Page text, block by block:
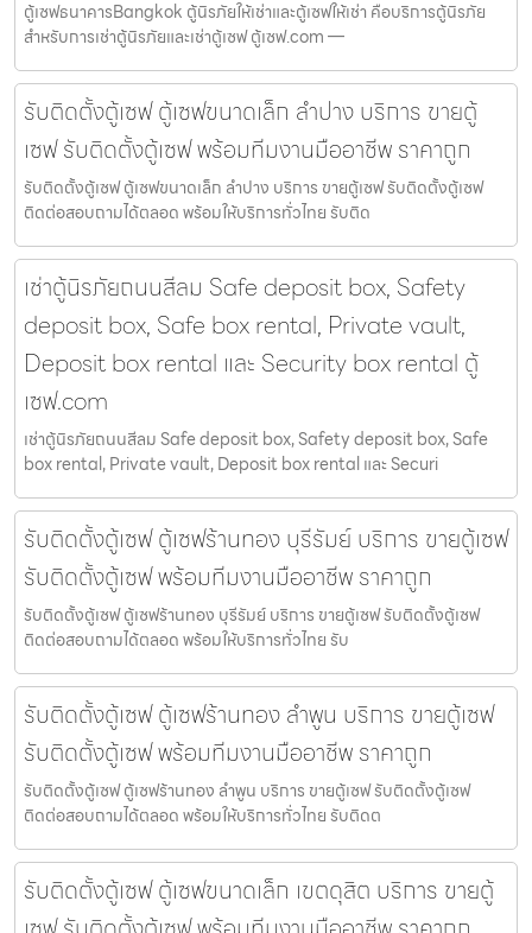
ตู้เซฟธนาคารBangkok ตู้นิรภัยให้เช่าและตู้เซฟให้เช่า คือบริการตู้นิรภัย
สำหรับการเช่าตู้นิรภัยและเช่าตู้เซฟ ตู้เซฟ.com —
รับติดตั้งตู้เซฟ ตู้เซฟขนาดเล็ก ลำปาง บริการ ขายตู้
เซฟ รับติดตั้งตู้เซฟ พร้อมทีมงานมืออาชีพ ราคาถูก
รับติดตั้งตู้เซฟ ตู้เซฟขนาดเล็ก ลำปาง บริการ ขายตู้เซฟ รับติดตั้งตู้เซฟ
ติดต่อสอบถามได้ตลอด พร้อมให้บริการทั่วไทย รับติด
เช่าตู้นิรภัยถนนสีลม Safe deposit box, Safety
deposit box, Safe box rental, Private vault,
Deposit box rental และ Security box rental ตู้
เซฟ.com
เช่าตู้นิรภัยถนนสีลม Safe deposit box, Safety deposit box, Safe
box rental, Private vault, Deposit box rental และ Securi
รับติดตั้งตู้เซฟ ตู้เซฟร้านทอง บุรีรัมย์ บริการ ขายตู้เซฟ
รับติดตั้งตู้เซฟ พร้อมทีมงานมืออาชีพ ราคาถูก
รับติดตั้งตู้เซฟ ตู้เซฟร้านทอง บุรีรัมย์ บริการ ขายตู้เซฟ รับติดตั้งตู้เซฟ
ติดต่อสอบถามได้ตลอด พร้อมให้บริการทั่วไทย รับ
รับติดตั้งตู้เซฟ ตู้เซฟร้านทอง ลำพูน บริการ ขายตู้เซฟ
รับติดตั้งตู้เซฟ พร้อมทีมงานมืออาชีพ ราคาถูก
รับติดตั้งตู้เซฟ ตู้เซฟร้านทอง ลำพูน บริการ ขายตู้เซฟ รับติดตั้งตู้เซฟ
ติดต่อสอบถามได้ตลอด พร้อมให้บริการทั่วไทย รับติดต
รับติดตั้งตู้เซฟ ตู้เซฟขนาดเล็ก เขตดุสิต บริการ ขายตู้